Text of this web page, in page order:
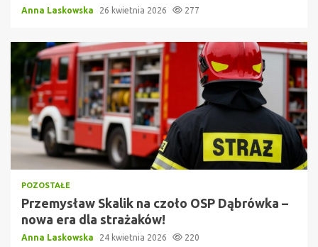
Anna Laskowska 26 kwietnia 2026 277
POZOSTAŁE
Przemysław Skalik na czoło OSP Dąbrówka –
nowa era dla strażaków!
Anna Laskowska 24 kwietnia 2026 220